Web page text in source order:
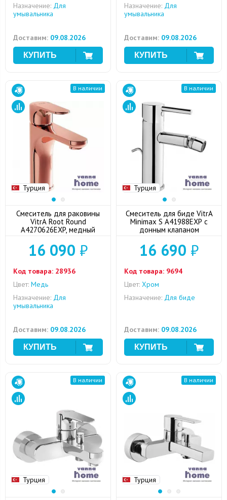
Назначение: Для
умывальника
Доставим: 09.08.2026
Назначение: Для
умывальника
Доставим: 09.08.2026
Турция
В наличии
Смеситель для раковины
VitrA Root Round
A4270626EXP, медный
16 090 ₽
Код товара: 28936
Цвет: Медь
Назначение: Для
умывальника
Доставим: 09.08.2026
Турция
В наличии
Смеситель для биде VitrA
Minimax S A41988EXP с
донным клапаном
16 690 ₽
Код товара: 9694
Цвет: Хром
Назначение: Для биде
Доставим: 09.08.2026
Турция
В наличии
Турция
В наличии